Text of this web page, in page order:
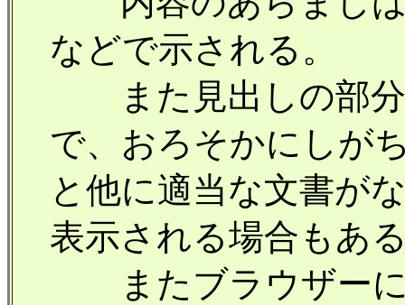
などで示される。
また見出しの部分
で、おろそかにしが
と他に適当な文書が
表示される場合もあ
またブラウザーに